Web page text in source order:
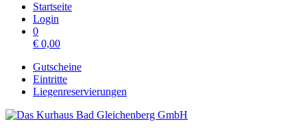
Startseite
Login
0
€ 0,00
Gutscheine
Eintritte
Liegenreservierungen